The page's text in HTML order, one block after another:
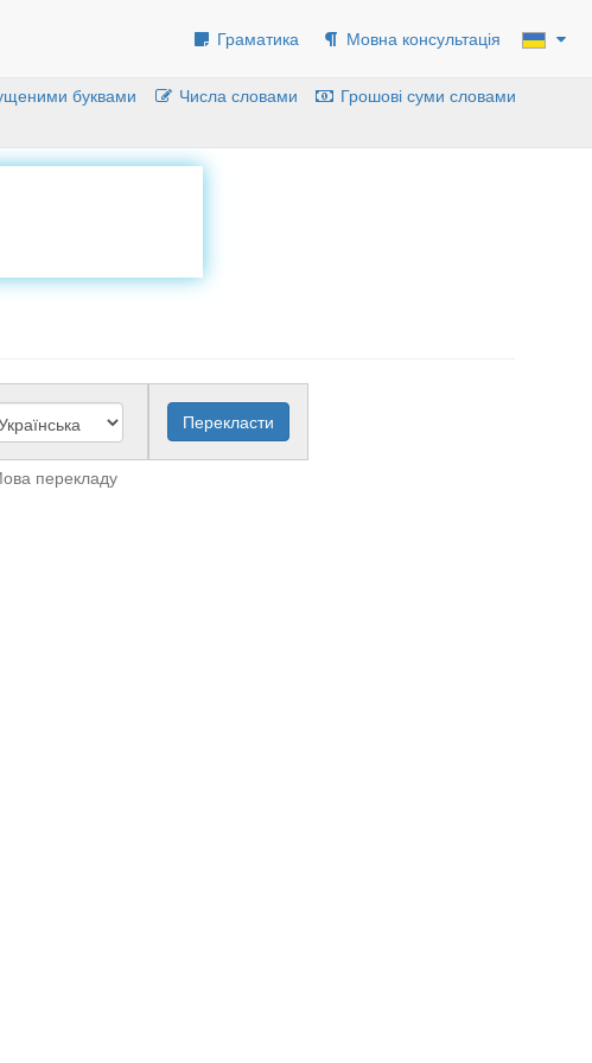
Граматика Мовна консультація
буквами Числа словами
Грошові суми словами
перекладу